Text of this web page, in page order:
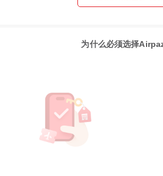
为什么必须选择